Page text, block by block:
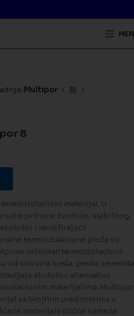
Multipor
8
materijal. U
pritisne čvrstoće, stabilnog
i reciklirajući
termoizolacione ploče su
prirodan termoizolacioni
od sirovina kreča, peska, cementa
ekološku alternativu
materijalima. Multipor
sa brojnim prednostima u
materijale slične namene.